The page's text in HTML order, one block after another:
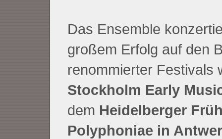
Das Ensemble
großem Erfolg auf den
renommierter Festivals
Stockholm Early
dem Heidelberger
Polyphoniae in